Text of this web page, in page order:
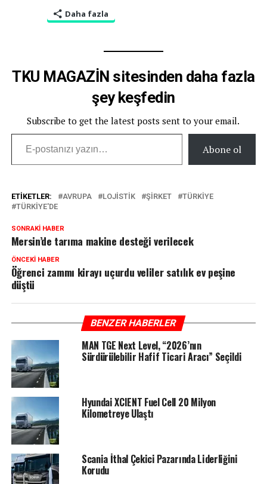
Daha fazla
TKU MAGAZİN sitesinden daha fazla
şey keşfedin
Subscribe to get the latest posts sent to your email.
E-postanızı yazın…
Abone ol
ETIKETLER: AVRUPA LOJISTIK ŞIRKET
TÜRKIYE
TÜRKIYE'DE
SONRAKI HABER
Mersin’de tarıma makine desteği verilecek
ÖNCEKI HABER
Öğrenci zammı kirayı uçurdu veliler satılık ev peşine
düştü
BENZER HABERLER
MAN TGE Next Level, “2026’nın
Sürdürülebilir Hafif Ticari Aracı” Seçildi
Hyundai XCIENT Fuel Cell 20 Milyon
Kilometreye Ulaştı
Scania İthal Çekici Pazarında Liderliğini
Korudu